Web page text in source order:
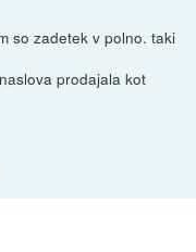
so zadetek v polno. taki
prodajala kot